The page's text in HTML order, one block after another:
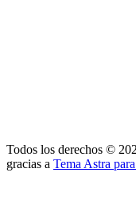
Todos los derechos ©
gracias a Tema Astra